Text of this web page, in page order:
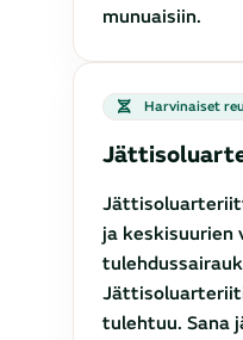
munuaisiin.
Harvinaiset
ja keskisuurien
tulehtuu. Sana